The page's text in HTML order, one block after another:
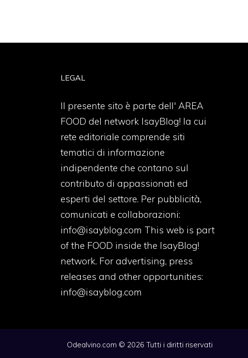
LEGAL
Il presente sito è parte dell' AREA
FOOD del network IsayBlog! la cui
rete editoriale comprende siti
tematici di informazione
indipendente che contano sul
contributo di appassionati ed
esperti del settore. Per pubblicità,
comunicati e collaborazioni:
info@isayblog.com This web is part
of the FOOD inside the IsayBlog!
network. For advertising, press
releases and other opportunities:
info@isayblog.com
Odealvino.com © 2026 Tutti i diritti riservati